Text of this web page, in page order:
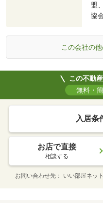
盟
協
この会社の
この不動
無料・
入居条
お店で直接
相談する
お問い合わせ先 いい部屋ネッ